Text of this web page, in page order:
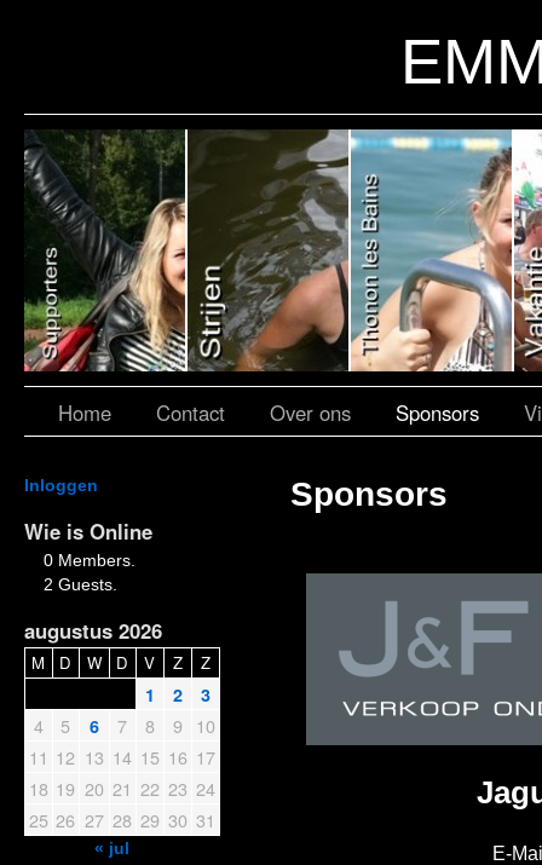
Home Contact Over ons Sponsors
Inloggen
Wie is Online
0 Members.
2 Guests.
augustus 2026
M D W D V Z Z
1 2 3
4 5 6 7 8 9
10
11 12 13 14 15 16 17
18 19 20 21 22 23 24
25 26 27 28 29 30 31
« jul
Sponsors
E-